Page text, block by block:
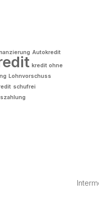
Autokredit
kredit ohne
Lohnvorschuss
schufrei